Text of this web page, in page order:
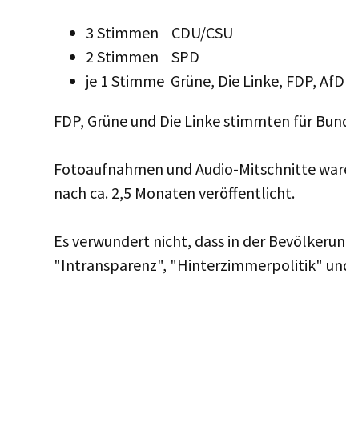
3 Stimmen CDU/CSU
2 Stimmen SPD
je 1 Stimme Grüne, Die Linke, FDP, AfD
FDP, Grüne und Die Linke stimmten für
Fotoaufnahmen und Audio-Mitschnitte
nach ca. 2,5 Monaten veröffentlicht.
Es verwundert nicht, dass in der
"Intransparenz", "Hinterzimmerpolitik"